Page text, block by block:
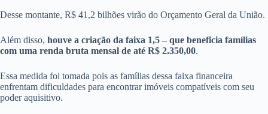
Desse montante, R$ 41,2 bilhões virão do Orçamento Geral da União.
Além disso, houve a criação da faixa 1,5 – que beneficia famílias
com uma renda bruta mensal de até R$ 2.350,00.
Essa medida foi tomada pois as famílias dessa faixa financeira
enfrentam dificuldades para encontrar imóveis compatíveis com seu
poder aquisitivo.